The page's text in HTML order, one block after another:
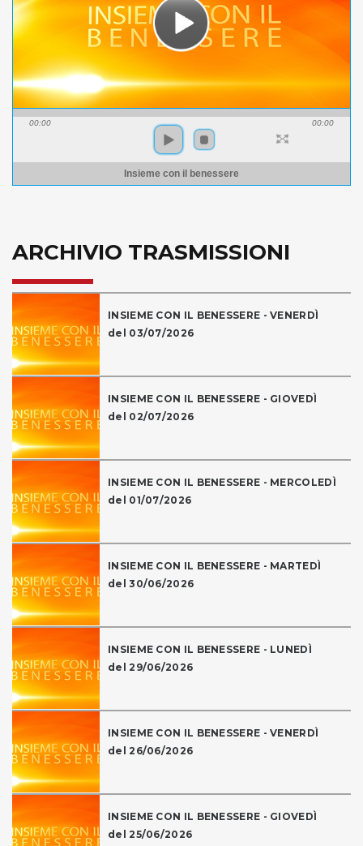
00:00 00:00
Insieme con il benessere
ARCHIVIO TRASMISSIONI
INSIEME CON IL BENESSERE - VENERDÌ
del 03/07/2026
INSIEME CON IL BENESSERE - GIOVEDÌ
del 02/07/2026
INSIEME CON IL BENESSERE - MERCOLEDÌ
del 01/07/2026
INSIEME CON IL BENESSERE - MARTEDÌ
del 30/06/2026
INSIEME CON IL BENESSERE - LUNEDÌ
del 29/06/2026
INSIEME CON IL BENESSERE - VENERDÌ
del 26/06/2026
INSIEME CON IL BENESSERE - GIOVEDÌ
del 25/06/2026